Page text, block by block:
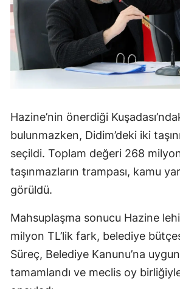
Hazine’nin önerdiği
bulunmazken, Didim’deki iki
seçildi. Toplam değeri 268
taşınmazların trampası, kamu
görüldü.
Mahsuplaşma sonucu Hazine
milyon TL’lik fark, belediye
Süreç, Belediye Kanunu’na
tamamlandı ve meclis oy